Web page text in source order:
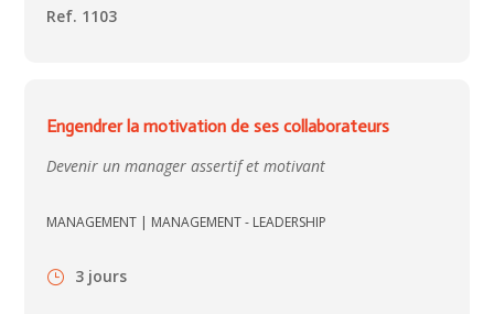
Ref. 1103
Engendrer la motivation de ses collaborateurs
Devenir un manager assertif et motivant
MANAGEMENT | MANAGEMENT - LEADERSHIP
3 jours